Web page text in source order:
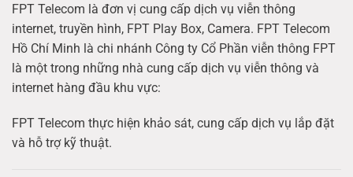
FPT Telecom là đơn vị cung cấp dịch vụ viễn thông
internet, truyền hình, FPT Play Box, Camera. FPT Telecom
Hồ Chí Minh là chi nhánh Công ty Cổ Phần viễn thông FPT
là một trong những nhà cung cấp dịch vụ viễn thông và
internet hàng đầu khu vực:
FPT Telecom thực hiện khảo sát, cung cấp dịch vụ lắp đặt
và hỗ trợ kỹ thuật.